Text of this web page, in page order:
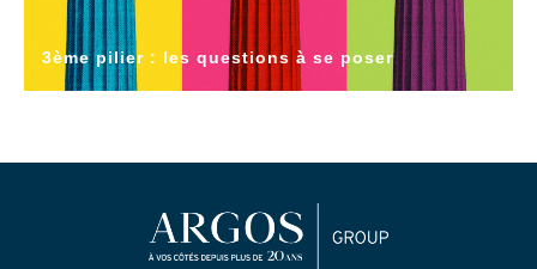
3ème pilier : les questions à se poser